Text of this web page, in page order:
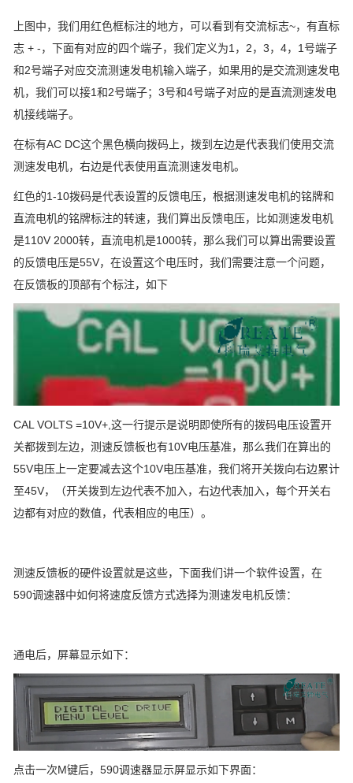
上图中，我们用红色框标注的地方，可以看到有交流标志~，有直标
志 + -，下面有对应的四个端子，我们定义为1，2，3，4，1号端子
和2号端子对应交流测速发电机输入端子，如果用的是交流测速发电
机，我们可以接1和2号端子；3号和4号端子对应的是直流测速发电
机接线端子。
在标有AC DC这个黑色横向拨码上，拨到左边是代表我们使用交流
测速发电机，右边是代表使用直流测速发电机。
红色的1-10拨码是代表设置的反馈电压，根据测速发电机的铭牌和
直流电机的铭牌标注的转速，我们算出反馈电压，比如测速发电机
是110V 2000转，直流电机是1000转，那么我们可以算出需要设置
的反馈电压是55V，在设置这个电压时，我们需要注意一个问题，
在反馈板的顶部有个标注，如下
CAL VOLTS =10V+,这一行提示是说明即使所有的拨码电压设置开
关都拨到左边，测速反馈板也有10V电压基准，那么我们在算出的
55V电压上一定要减去这个10V电压基准，我们将开关拨向右边累计
至45V，（开关拨到左边代表不加入，右边代表加入，每个开关右
边都有对应的数值，代表相应的电压）。
测速反馈板的硬件设置就是这些，下面我们讲一个软件设置，在
590调速器中如何将速度反馈方式选择为测速发电机反馈：
通电后，屏幕显示如下：
点击一次M键后，590调速器显示屏显示如下界面：